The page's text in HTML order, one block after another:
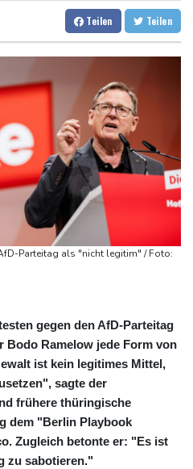
Wien
23 °C
im Freiwasser-Knockout
Trump unternimmt neuen
in Schleswig-Holstein entdeckt
stirbt in Nordrhein-
in Gefängnis Soldaten ein
Industrieproduktion legt im Juni
Teilen Teilen
Parteitag als "nicht legitim" / Foto:
gegen den AfD-Parteitag
Ramelow jede Form von
ist kein legitimes Mittel,
sagte der
frühere thüringische
dem "Berlin Playbook
Zugleich betonte er: "Es ist
zu sabotieren."